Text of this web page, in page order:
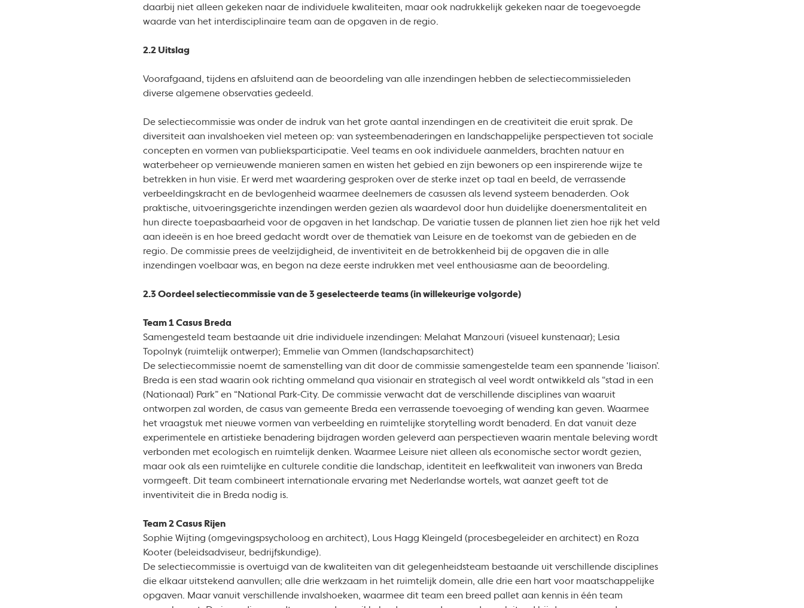
daarbij niet alleen gekeken naar de individuele kwaliteiten, maar ook nadrukkelijk gekeken naar de toegevoegde
waarde van het interdisciplinaire team aan de opgaven in de regio.
2.2 Uitslag
Voorafgaand, tijdens en afsluitend aan de beoordeling van alle inzendingen hebben de selectiecommissieleden
diverse algemene observaties gedeeld.
De selectiecommissie was onder de indruk van het grote aantal inzendingen en de creativiteit die eruit sprak. De
diversiteit aan invalshoeken viel meteen op: van systeembenaderingen en landschappelijke perspectieven tot sociale
concepten en vormen van publieksparticipatie. Veel teams en ook individuele aanmelders, brachten natuur en
waterbeheer op vernieuwende manieren samen en wisten het gebied en zijn bewoners op een inspirerende wijze te
betrekken in hun visie. Er werd met waardering gesproken over de sterke inzet op taal en beeld, de verrassende
verbeeldingskracht en de bevlogenheid waarmee deelnemers de casussen als levend systeem benaderden. Ook
praktische, uitvoeringsgerichte inzendingen werden gezien als waardevol door hun duidelijke doenersmentaliteit en
hun directe toepasbaarheid voor de opgaven in het landschap. De variatie tussen de plannen liet zien hoe rijk het veld
aan ideeën is en hoe breed gedacht wordt over de thematiek van Leisure en de toekomst van de gebieden en de
regio. De commissie prees de veelzijdigheid, de inventiviteit en de betrokkenheid bij de opgaven die in alle
inzendingen voelbaar was, en begon na deze eerste indrukken met veel enthousiasme aan de beoordeling.
2.3 Oordeel selectiecommissie van de 3 geselecteerde teams (in willekeurige volgorde)
Team 1 Casus Breda
Samengesteld team bestaande uit drie individuele inzendingen: Melahat Manzouri (visueel kunstenaar); Lesia
Topolnyk (ruimtelijk ontwerper); Emmelie van Ommen (landschapsarchitect)
De selectiecommissie noemt de samenstelling van dit door de commissie samengestelde team een spannende ‘liaison’.
Breda is een stad waarin ook richting ommeland qua visionair en strategisch al veel wordt ontwikkeld als “stad in een
(Nationaal) Park” en “National Park-City. De commissie verwacht dat de verschillende disciplines van waaruit
ontworpen zal worden, de casus van gemeente Breda een verrassende toevoeging of wending kan geven. Waarmee
het vraagstuk met nieuwe vormen van verbeelding en ruimtelijke storytelling wordt benaderd. En dat vanuit deze
experimentele en artistieke benadering bijdragen worden geleverd aan perspectieven waarin mentale beleving wordt
verbonden met ecologisch en ruimtelijk denken. Waarmee Leisure niet alleen als economische sector wordt gezien,
maar ook als een ruimtelijke en culturele conditie die landschap, identiteit en leefkwaliteit van inwoners van Breda
vormgeeft. Dit team combineert internationale ervaring met Nederlandse wortels, wat aanzet geeft tot de
inventiviteit die in Breda nodig is.
Team 2 Casus Rijen
Sophie Wijting (omgevingspsycholoog en architect), Lous Hagg Kleingeld (procesbegeleider en architect) en Roza
Kooter (beleidsadviseur, bedrijfskundige).
De selectiecommissie is overtuigd van de kwaliteiten van dit gelegenheidsteam bestaande uit verschillende disciplines
die elkaar uitstekend aanvullen; alle drie werkzaam in het ruimtelijk domein, alle drie een hart voor maatschappelijke
opgaven. Maar vanuit verschillende invalshoeken, waarmee dit team een breed pallet aan kennis in één team